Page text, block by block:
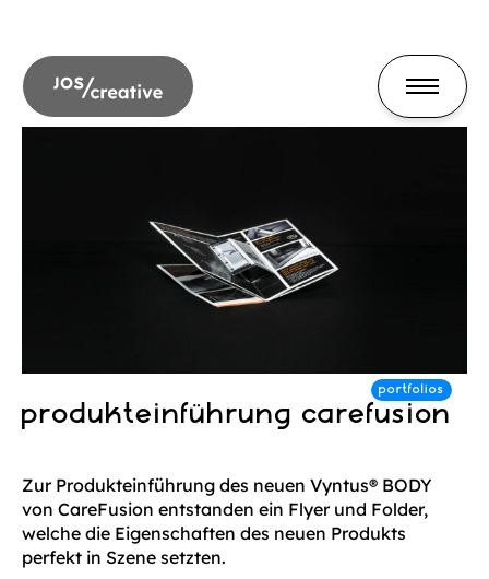
produkteinführung carefusion
Zur Produkteinführung des neuen Vyntus® BODY
von CareFusion entstanden ein Flyer und Folder,
welche die Eigenschaften des neuen Produkts
perfekt in Szene setzten.